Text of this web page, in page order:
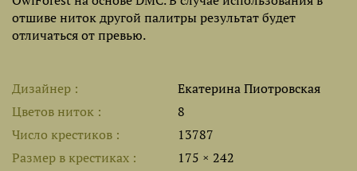
отшиве ниток другой палитры результат будет
отличаться от превью.
Дизайнер
Екатерина Пиотровская
Цветов ниток
8
Число крестиков
13787
Размер в крестиках
175 × 242